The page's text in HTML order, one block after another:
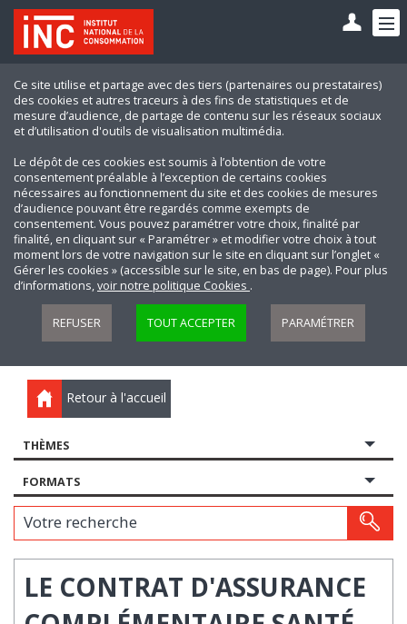
Ce site utilise et partage avec des tiers (partenaires ou prestataires)
des cookies et autres traceurs à des fins de statistiques et de
mesure d’audience, de partage de contenu sur les réseaux sociaux
et d’utilisation d'outils de visualisation multimédia.
Le dépôt de ces cookies est soumis à l’obtention de votre
consentement préalable à l’exception de certains cookies
nécessaires au fonctionnement du site et des cookies de mesures
d’audience pouvant être regardés comme exempts de
consentement. Vous pouvez paramétrer votre choix, finalité par
finalité, en cliquant sur « Paramétrer » et modifier votre choix à tout
moment lors de votre navigation sur le site en cliquant sur l’onglet «
Gérer les cookies » (accessible sur le site, en bas de page). Pour plus
d’informations,voir notre politique Cookies .
REFUSER TOUT ACCEPTER PARAMÉTRER
Retour à l'accueil
THÈMES
FORMATS
Votre recherche
LE CONTRAT D'ASSURANCE